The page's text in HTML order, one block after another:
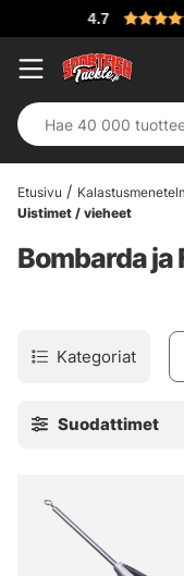
Etusivu
Uistimet / vieheet
Bombarda ja
Kategoriat
Suodattimet